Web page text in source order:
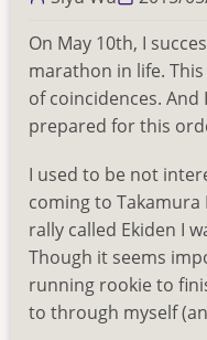
膜
の
ガ
ラ
基
板
上
作
製
に
On May 10th, I
marathon in life.
of coincidences. And
prepared for this
I used to be not
coming to
rally called Ekiden I
Though it seems
running rookie to
to through myself